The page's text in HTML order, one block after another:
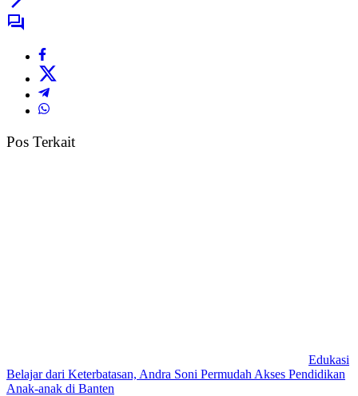
Pos Terkait
Edukasi
Belajar dari Keterbatasan, Andra Soni Permudah Akses Pendidikan
Anak-anak di Banten